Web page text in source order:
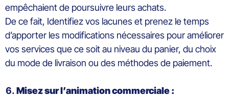
empêchaient de poursuivre leurs achats.
De ce fait, Identifiez vos lacunes et prenez le temps
d’apporter les modifications nécessaires pour améliorer
vos services que ce soit au niveau du panier, du choix
du mode de livraison ou des méthodes de paiement.
Misez sur l’animation commerciale :